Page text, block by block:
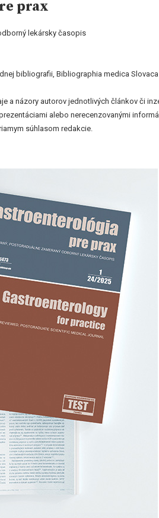
prax
lekársky časopis
bibliografii, Bibliographia medica
a názory autorov jednotlivých článkov či
alebo nerecenzovanými
súhlasom redakcie.